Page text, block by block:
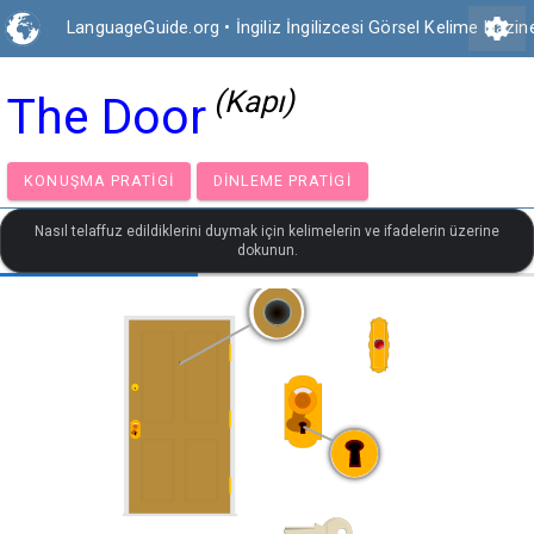
LanguageGuide.org • İngiliz İngilizcesi Görsel Kelime settings
The Door (Kapı)
KONUŞMA PRATIGI DINLEME PRATIGI
Nasıl telaffuz edildiklerini duymak için kelimelerin ve ifadelerin üzerine
dokunun.